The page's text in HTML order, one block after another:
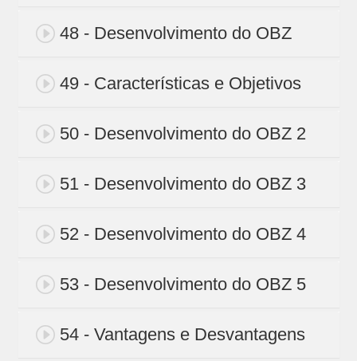
48 - Desenvolvimento do OBZ
49 - Características e Objetivos
50 - Desenvolvimento do OBZ 2
51 - Desenvolvimento do OBZ 3
52 - Desenvolvimento do OBZ 4
53 - Desenvolvimento do OBZ 5
54 - Vantagens e Desvantagens